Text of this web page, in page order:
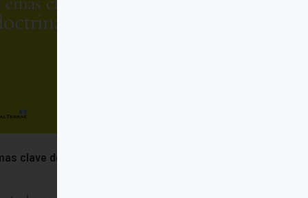
clave de doctrina social